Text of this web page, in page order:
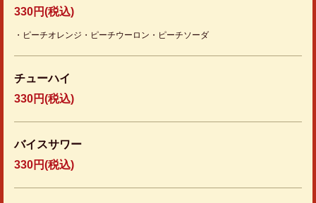
330円(税込)
・ピーチオレンジ・ピーチウーロン・ピーチソーダ
チューハイ
330円(税込)
バイスサワー
330円(税込)